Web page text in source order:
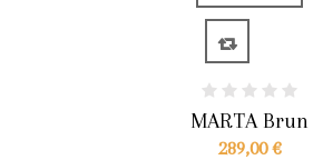
MARTA Brun
289,00 €